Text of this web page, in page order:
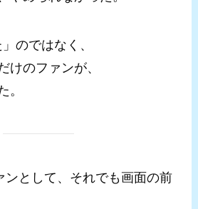
のではなく、
けのファンが、
。
ンとして、それでも画面の前